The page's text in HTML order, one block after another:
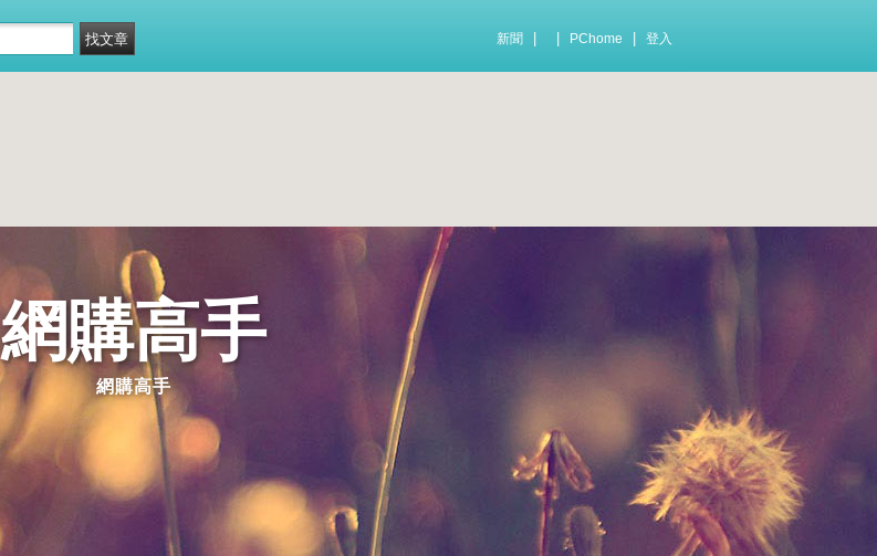
新聞 PChome 登入
網購高手
網購高手